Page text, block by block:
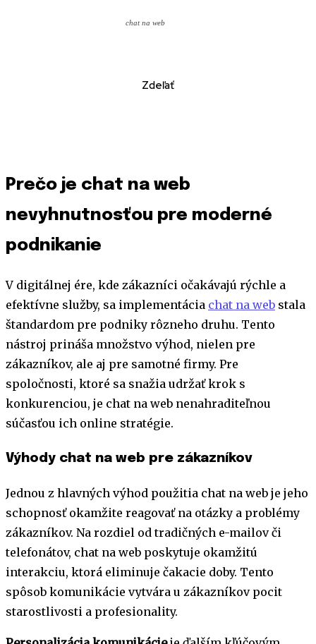
chat na web
Zdeľať
Prečo je chat na web
nevyhnutnosťou pre moderné
podnikanie
V digitálnej ére, kde zákazníci očakávajú rýchle a
efektívne služby, sa implementácia chat na web stala
štandardom pre podniky rôzneho druhu. Tento
nástroj prináša množstvo výhod, nielen pre
zákazníkov, ale aj pre samotné firmy. Pre
spoločnosti, ktoré sa snažia udržať krok s
konkurenciou, je chat na web nenahraditeľnou
súčasťou ich online stratégie.
Výhody chat na web pre zákazníkov
Jednou z hlavných výhod použitia chat na web je jeho
schopnosť okamžite reagovať na otázky a problémy
zákazníkov. Na rozdiel od tradičných e-mailov či
telefonátov, chat na web poskytuje okamžitú
interakciu, ktorá eliminuje čakacie doby. Tento
spôsob komunikácie vytvára u zákazníkov pocit
starostlivosti a profesionality.